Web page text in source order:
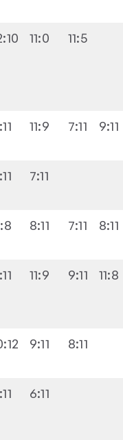
11:0 11:5
11:9 7:11 9:11
7:11
8:11 7:11 8:11
11:9 9:11 11:8
9:11 8:11
6:11